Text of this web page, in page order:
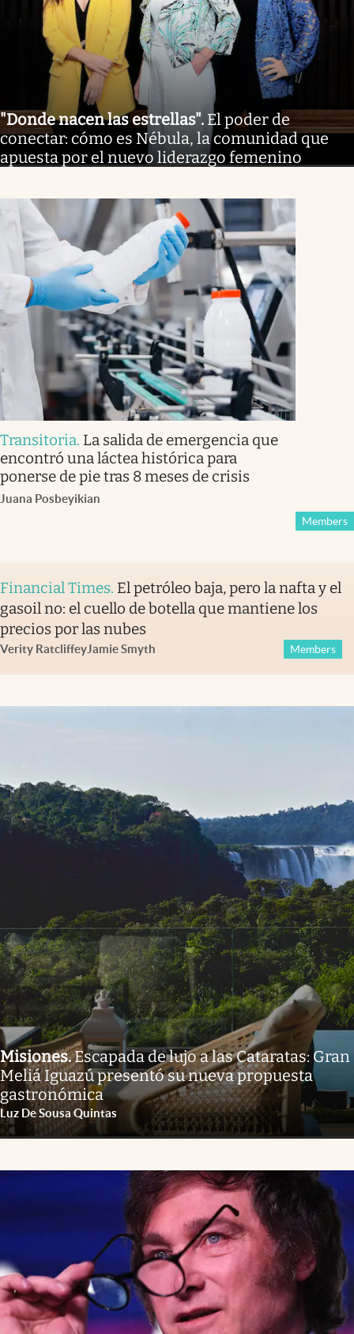
"Donde nacen las estrellas". El poder de
conectar: cómo es Nébula, la comunidad que
apuesta por el nuevo liderazgo femenino
Transitoria. La salida de emergencia que
encontró una láctea histórica para
ponerse de pie tras 8 meses de crisis
Juana Posbeyikian
Members
Financial Times. El petróleo baja, pero la nafta y el
gasoil no: el cuello de botella que mantiene los
precios por las nubes
Verity RatcliffeyJamie Smyth Members
Misiones.Escapada de lujo a las Cataratas: Gran
Meliá Iguazú presentó su nueva propuesta
gastronómica
Luz De Sousa Quintas